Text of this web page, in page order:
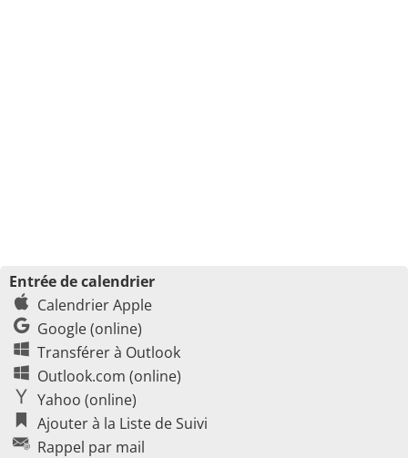
Entrée de calendrier
Calendrier Apple
Google (online)
Transférer à Outlook
Outlook.com (online)
Yahoo (online)
Ajouter à la Liste de Suivi
Rappel par mail